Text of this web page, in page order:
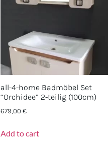
all-4-home Badmöbel Set
“Orchidee” 2-teilig (100cm)
679,00€
Add to cart